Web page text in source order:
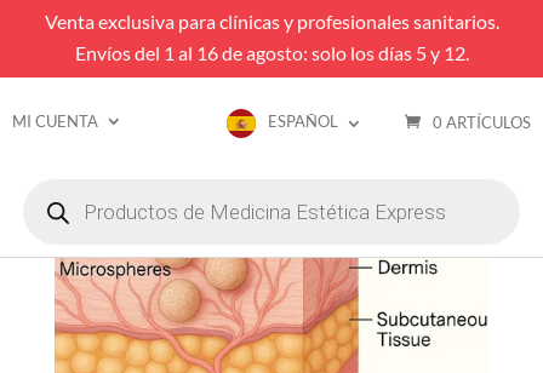
Venta exclusiva para clínicas y profesionales sanitarios.
Envíos del 1 al 16 de agosto: solo los días 5 y 12.
MI CUENTA ESPAÑOL 0 ARTÍCULOS
productos